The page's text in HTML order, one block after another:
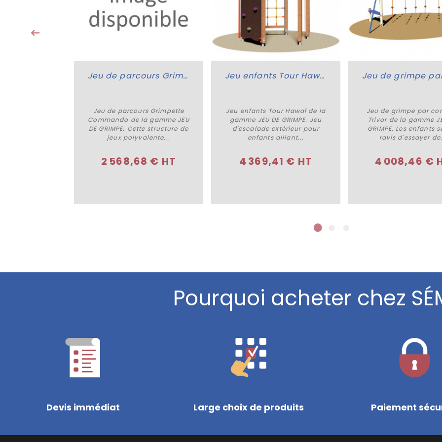
€ HT
Plus de détails
Jeu de parcours Grimpette Commando
Jeu de parcours Grimpette
Commando de la gamme JEU
DE GRIMPE. Cette structure de
jeux polyvalente...
2 568,68 € HT
Acheter
Jeu enfants Tour Hawaï
Jeu enfants Tour Hawaï de la
gamme JEU DE GRIMPE. Jeu
d'escalade extérieur pour
enfants alliant...
4 369,41 € HT
Acheter
Jeu de grimpe par
Trivor de la gamme
GRIMPE. Les enfants
ravis d'essayer
4 008,46 €
Pourquoi acheter chez
Devis immédiat Large choix de produits Paiement